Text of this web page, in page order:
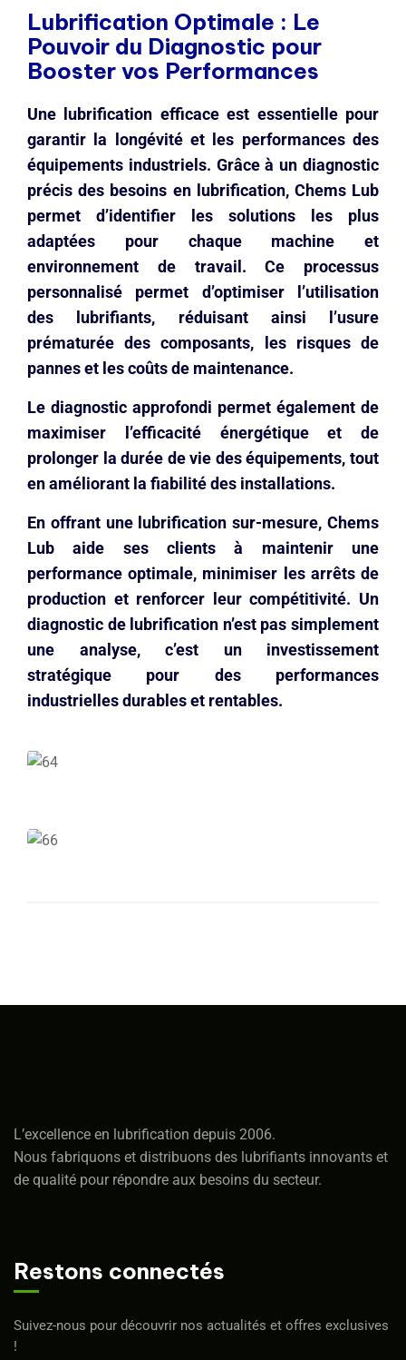
Lubrification Optimale : Le
Pouvoir du Diagnostic pour
Booster vos Performances
Une lubrification efficace est essentielle pour
garantir la longévité et les performances des
équipements industriels. Grâce à un diagnostic
précis des besoins en lubrification, Chems Lub
permet d’identifier les solutions les plus
adaptées pour chaque machine et
environnement de travail. Ce processus
personnalisé permet d’optimiser l’utilisation
des lubrifiants, réduisant ainsi l’usure
prématurée des composants, les risques de
pannes et les coûts de maintenance.
Le diagnostic approfondi permet également de
maximiser l’efficacité énergétique et de
prolonger la durée de vie des équipements, tout
en améliorant la fiabilité des installations.
En offrant une lubrification sur-mesure, Chems
Lub aide ses clients à maintenir une
performance optimale, minimiser les arrêts de
production et renforcer leur compétitivité. Un
diagnostic de lubrification n’est pas simplement
une analyse, c’est un investissement
stratégique pour des performances
industrielles durables et rentables.
L’excellence en lubrification depuis 2006.
Nous fabriquons et distribuons des lubrifiants innovants et
de qualité pour répondre aux besoins du secteur.
Restons connectés
Suivez-nous pour découvrir nos actualités et offres exclusives
!